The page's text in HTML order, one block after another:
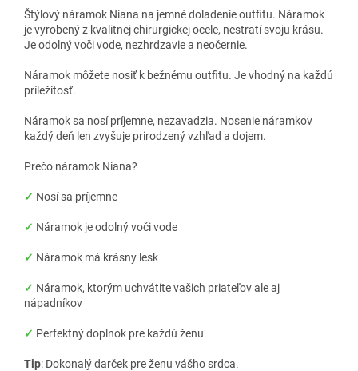
Štýlový náramok Niana na jemné doladenie outfitu. Náramok
je vyrobený z kvalitnej chirurgickej ocele, nestratí svoju krásu.
Je odolný voči vode, nezhrdzavie a neočernie.
Náramok môžete nosiť k bežnému outfitu. Je vhodný na každú
príležitosť.
Náramok sa nosí príjemne, nezavadzia. Nosenie náramkov
každý deň len zvyšuje prirodzený vzhľad a dojem.
Prečo náramok Niana?
✓ Nosí sa príjemne
✓ Náramok je odolný voči vode
✓ Náramok má krásny lesk
✓ Náramok, ktorým uchvátite vašich priateľov ale aj
nápadníkov
✓ Perfektný doplnok pre každú ženu
Tip: Dokonalý darček pre ženu vášho srdca.